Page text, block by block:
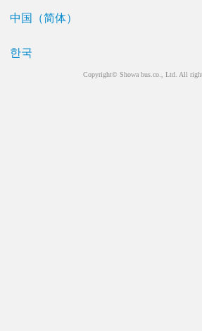
中国（简体）
한국
Copyright© Showa bus.co., Ltd. All